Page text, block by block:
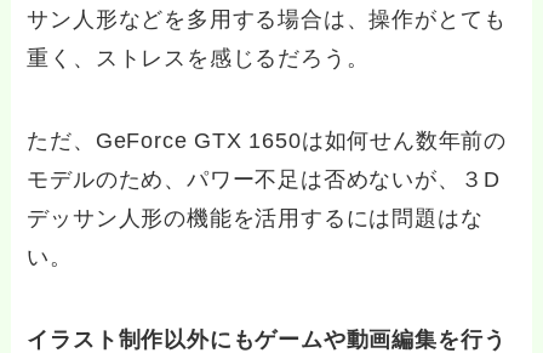
サン人形などを多用する場合は、操作がとても
重く、ストレスを感じるだろう。
ただ、GeForce GTX 1650は如何せん数年前の
モデルのため、パワー不足は否めないが、３D
デッサン人形の機能を活用するには問題はな
い。
イラスト制作以外にもゲームや動画編集を行う